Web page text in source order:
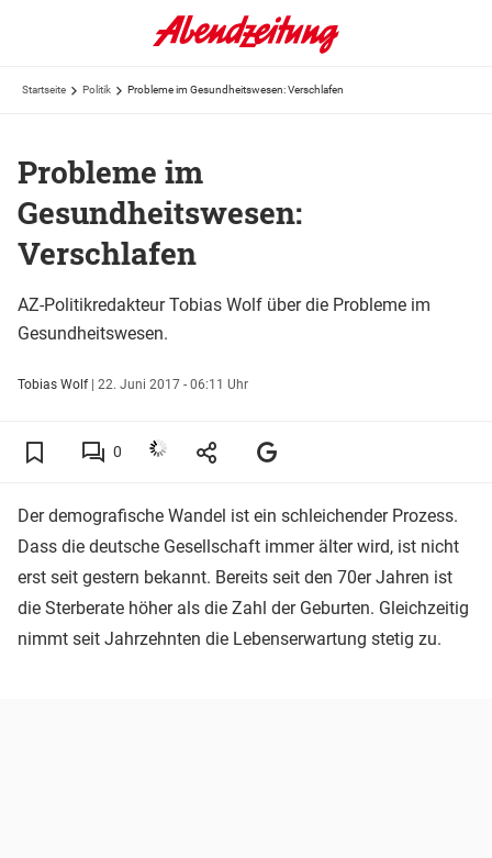
Startseite Politik Probleme im Gesundheitswesen: Verschlafen
Probleme im
Gesundheitswesen:
Verschlafen
AZ-Politikredakteur Tobias Wolf über die Probleme im
Gesundheitswesen.
Tobias Wolf| 22. Juni 2017 - 06:11 Uhr
0
Der demografische Wandel ist ein schleichender Prozess.
Dass die deutsche Gesellschaft immer älter wird, ist nicht
erst seit gestern bekannt. Bereits seit den 70er Jahren ist
die Sterberate höher als die Zahl der Geburten. Gleichzeitig
nimmt seit Jahrzehnten die Lebenserwartung stetig zu.